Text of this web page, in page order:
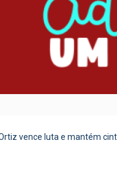
vence luta e mantém